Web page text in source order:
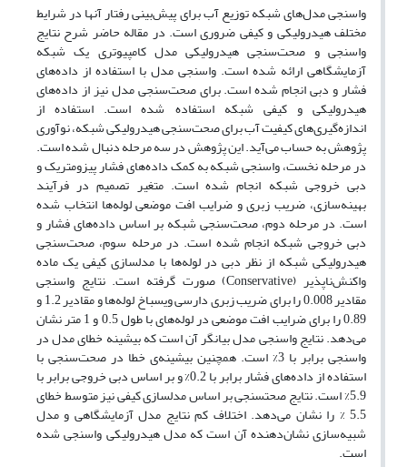
واسنجی مدل‌های شبکه توزیع آب برای پیش‌بینی رفتار آنها در شرایط
مختلف هیدرولیکی و کیفی ضروری است. در مقاله حاضر شرح نتایج
واسنجی و صحت‎‌سنجی هیدرولیکی مدل کامپیوتری یک شبکه
آزمایشگاهی ارائه شده است. واسنجی مدل با استفاده از داده‎‌های
فشار و دبی انجام شده است. برای صحت‌سنجی مدل نیز از داده‎‌های
هیدرولیکی و کیفی شبکه استفاده شده است. استفاده از
اندازه‎‌گیری‎‌های کیفیت آب برای صحت‎‌سنجی هیدرولیکی شبکه، نوآوری
پژوهش به حساب می‎‌آید. این پژوهش در سه مرحله دنبال شده است.
در مرحله نخست، واسنجی شبکه به کمک داده‎‌های فشار پیزومتریک و
دبی خروجی شبکه انجام شده است. متغیر تصمیم در فرآیند
بهینه‎‌سازی، ضریب زبری و ضرایب افت موضعی لوله‎‌ها انتخاب شده
است. در مرحله دوم، صحت‎‌سنجی شبکه بر اساس داده‌‎های فشار و
دبی خروجی شبکه انجام شده است. در مرحله سوم، صحت‎‌سنجی
هیدرولیکی شبکه از نظر دبی در لوله‎‌ها با مدلسازی کیفی یک ماده
واکنش‌‎ناپذیر (Conservative) صورت گرفته است. نتایج واسنجی
مقادیر 0.008 را برای ضریب زبری دارسی ویسباخ لوله‌‎ها و مقادیر 1.2 و
0.89 را برای ضرایب افت موضعی در لوله‎‌های با طول 0.5 و 1 متر نشان
می‎‌دهد. نتایج واسنجی مدل بیانگر آن است که بیشینه خطای مدل در
واسنجی برابر با 3% است. همچنین بیشینه‌‎ی خطا در صحت‎‌سنجی با
استفاده از داده‎‌های فشار برابر با 0.2% و بر اساس دبی خروجی برابر با
5.9% است. نتایج صحت‎سنجی بر اساس مدلسازی کیفی نیز متوسط خطای
5.5 % را نشان می‎‌دهد. اختلاف کم نتایج مدل آزمایشگاهی و مدل
شبیه‎‌سازی نشان‎‌دهنده آن است که مدل هیدرولیکی واسنجی شده
است.